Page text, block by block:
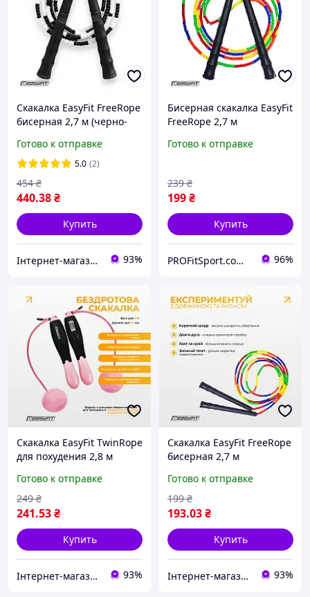
Скакалка EasyFit FreeRope
бисерная 2,7 м (черно-
Готово к отправке
5.0 (2)
440.38₴
454 ₴
Купить
Інтернет-магазин товарів для фітнесу Easy4Fit 93%
Бисерная скакалка EasyFit
FreeRope 2,7 м
Готово к отправке
199₴
239 ₴
Купить
PROFitSport.com.ua - Интернет-магазин спортинвентаря 96%
Скакалка EasyFit TwinRope
для похудения 2,8 м
Готово к отправке
241.53₴
249 ₴
Купить
Інтернет-магазин товарів для фітнесу Easy4Fit 93%
Скакалка EasyFit FreeRope
бисерная 2,7 м
Готово к отправке
193.03₴
199 ₴
Купить
Інтернет-магазин товарів для фітнесу Easy4Fit 93%